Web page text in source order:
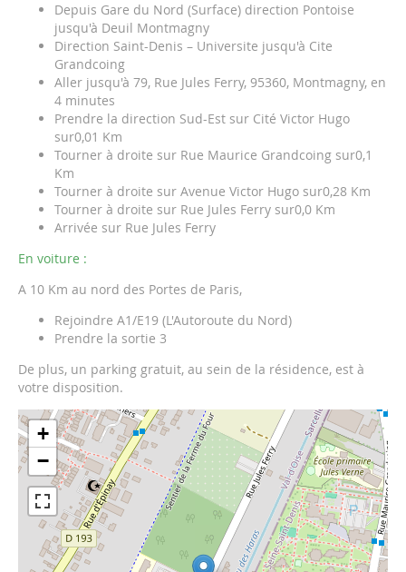
Depuis Gare du Nord (Surface) direction Pontoise
jusqu'à Deuil Montmagny
Direction Saint-Denis – Universite jusqu'à Cite
Grandcoing
Aller jusqu'à 79, Rue Jules Ferry, 95360, Montmagny, en
4 minutes
Prendre la direction Sud-Est sur Cité Victor Hugo
sur0,01 Km
Tourner à droite sur Rue Maurice Grandcoing sur0,1
Km
Tourner à droite sur Avenue Victor Hugo sur0,28 Km
Tourner à droite sur Rue Jules Ferry sur0,0 Km
Arrivée sur Rue Jules Ferry
En voiture :
A 10 Km au nord des Portes de Paris,
Rejoindre A1/E19 (L'Autoroute du Nord)
Prendre la sortie 3
De plus, un parking gratuit, au sein de la résidence, est à
votre disposition.
+
−